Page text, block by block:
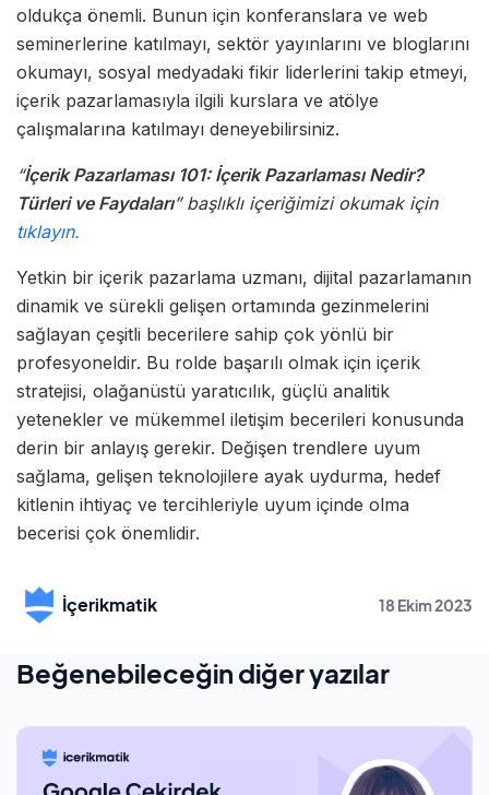
oldukça önemli. Bunun için konferanslara ve web
seminerlerine katılmayı, sektör yayınlarını ve bloglarını
okumayı, sosyal medyadaki fikir liderlerini takip etmeyi,
içerik pazarlamasıyla ilgili kurslara ve atölye
çalışmalarına katılmayı deneyebilirsiniz.
“İçerik Pazarlaması 101: İçerik Pazarlaması Nedir?
Türleri ve Faydaları” başlıklı içeriğimizi okumak için
tıklayın.
Yetkin bir içerik pazarlama uzmanı, dijital pazarlamanın
dinamik ve sürekli gelişen ortamında gezinmelerini
sağlayan çeşitli becerilere sahip çok yönlü bir
profesyoneldir. Bu rolde başarılı olmak için içerik
stratejisi, olağanüstü yaratıcılık, güçlü analitik
yetenekler ve mükemmel iletişim becerileri konusunda
derin bir anlayış gerekir. Değişen trendlere uyum
sağlama, gelişen teknolojilere ayak uydurma, hedef
kitlenin ihtiyaç ve tercihleriyle uyum içinde olma
becerisi çok önemlidir.
İçerikmatik 18 Ekim 2023
Beğenebileceğin diğer yazılar